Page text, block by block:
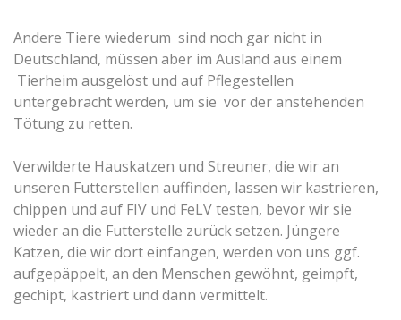
Andere Tiere wiederum sind noch gar nicht in
Deutschland, müssen aber im Ausland aus einem
Tierheim ausgelöst und auf Pflegestellen
untergebracht werden, um sie vor der anstehenden
Tötung zu retten.
Verwilderte Hauskatzen und Streuner, die wir an
unseren Futterstellen auffinden, lassen wir kastrieren,
chippen und auf FIV und FeLV testen, bevor wir sie
wieder an die Futterstelle zurück setzen. Jüngere
Katzen, die wir dort einfangen, werden von uns ggf.
aufgepäppelt, an den Menschen gewöhnt, geimpft,
gechipt, kastriert und dann vermittelt.